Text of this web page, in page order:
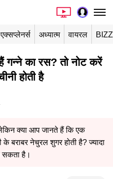
एक्सप्लेनर्स अध्यात्म वायरल
गन्ने का रस? तो नोट करें
होती है
क्या आप जानते हैं कि एक
बराबर नेचुरल शुगर होती है? ज्यादा
सकता है।